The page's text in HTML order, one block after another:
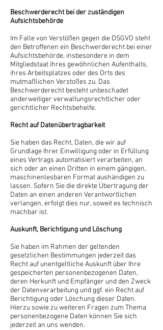
Beschwerde­recht bei der zuständigen
Aufsichts­behörde
Im Falle von Verstößen gegen die DSGVO steht
den Betroffenen ein Beschwerderecht bei einer
Aufsichtsbehörde, insbesondere in dem
Mitgliedstaat ihres gewöhnlichen Aufenthalts,
ihres Arbeitsplatzes oder des Orts des
mutmaßlichen Verstoßes zu. Das
Beschwerderecht besteht unbeschadet
anderweitiger verwaltungsrechtlicher oder
gerichtlicher Rechtsbehelfe.
Recht auf Daten­übertrag­barkeit
Sie haben das Recht, Daten, die wir auf
Grundlage Ihrer Einwilligung oder in Erfüllung
eines Vertrags automatisiert verarbeiten, an
sich oder an einen Dritten in einem gängigen,
maschinenlesbaren Format aushändigen zu
lassen. Sofern Sie die direkte Übertragung der
Daten an einen anderen Verantwortlichen
verlangen, erfolgt dies nur, soweit es technisch
machbar ist.
Auskunft, Berichtigung und Löschung
Sie haben im Rahmen der geltenden
gesetzlichen Bestimmungen jederzeit das
Recht auf unentgeltliche Auskunft über Ihre
gespeicherten personenbezogenen Daten,
deren Herkunft und Empfänger und den Zweck
der Datenverarbeitung und ggf. ein Recht auf
Berichtigung oder Löschung dieser Daten.
Hierzu sowie zu weiteren Fragen zum Thema
personenbezogene Daten können Sie sich
jederzeit an uns wenden.